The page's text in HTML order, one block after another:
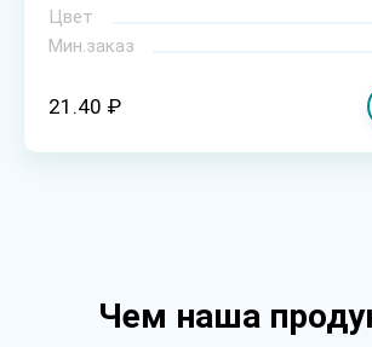
Цвет
Мин.заказ
21.40 ₽
Чем наша